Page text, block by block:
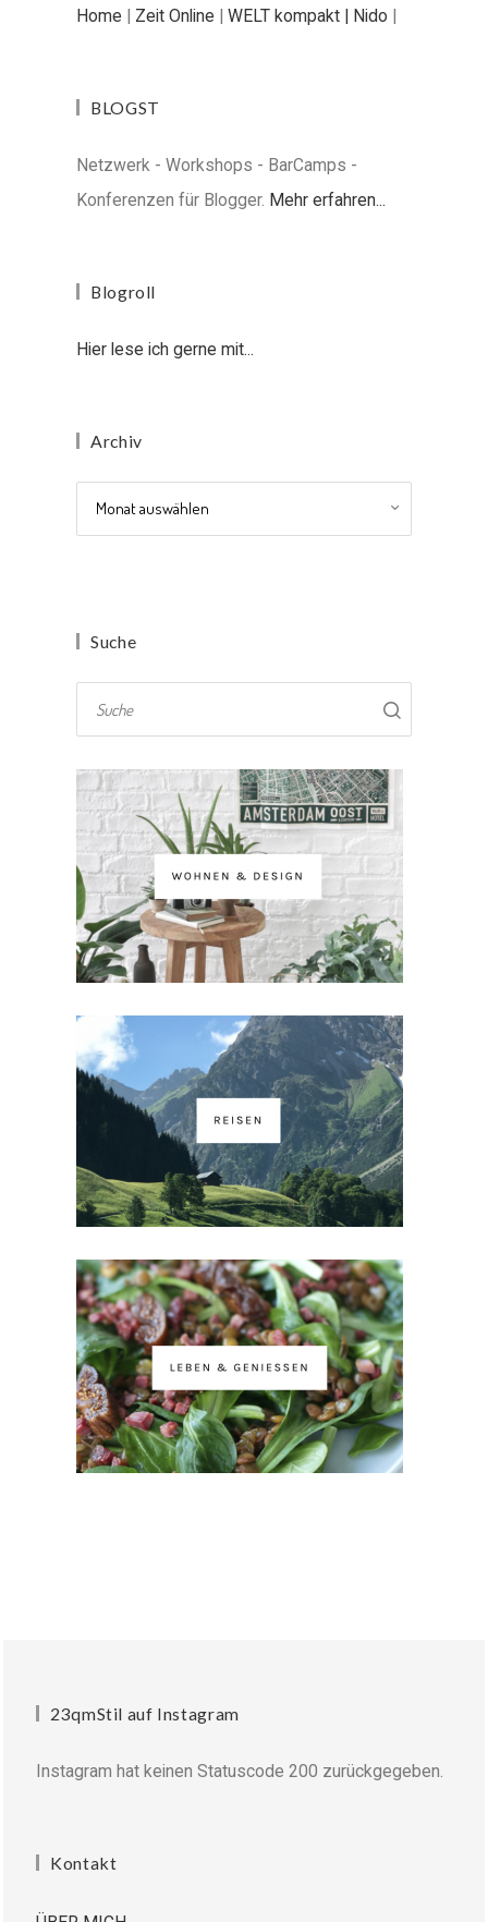
Home | Zeit Online | WELT kompakt | Nido |
BLOGST
Netzwerk - Workshops - BarCamps -
Konferenzen für Blogger. Mehr erfahren...
Blogroll
Hier lese ich gerne mit...
Archiv
Suche
23qmStil auf Instagram
Instagram hat keinen Statuscode 200 zurückgegeben.
Kontakt